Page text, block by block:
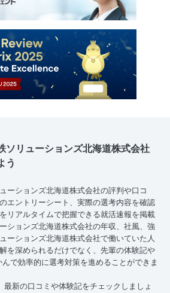
ソリューションズ北海道株式会社
う
ーションズ北海道株式会社の評判や口コ
エントリーシート、実際の選考内容を確認
リアルタイムで把握できる就活速報を掲載
ションズ北海道株式会社の年収、社風、強
ーションズ北海道株式会社で働いていた人
を深められるだけでなく、先輩の体験記や
で効率的に選考対策を進めることができま
最新の口コミや体験記をチェックしましょ